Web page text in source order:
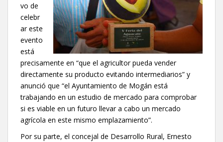
vo de
celebr
ar este
evento
está
precisamente en “que el agricultor pueda vender
directamente su producto evitando intermediarios” y
anunció que “el Ayuntamiento de Mogán está
trabajando en un estudio de mercado para comprobar
si es viable en un futuro llevar a cabo un mercado
agrícola en este mismo emplazamiento”.
Por su parte, el concejal de Desarrollo Rural, Ernesto